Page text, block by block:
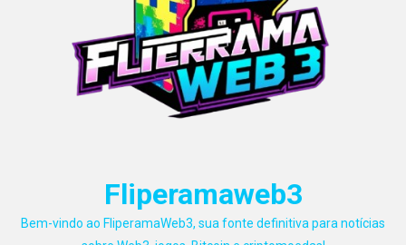
Fliperamaweb3
Bem-vindo ao FliperamaWeb3, sua fonte definitiva para notícias